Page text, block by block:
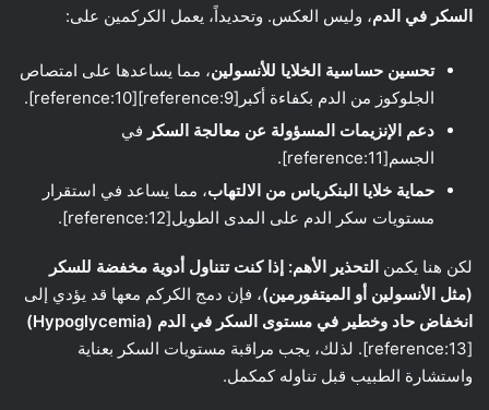
السكر في الدم، وليس العكس. وتحديداً، يعمل الكركمين على:
تحسين حساسية الخلايا للأنسولين، مما يساعدها على امتصاص
الجلوكوز من الدم بكفاءة أكبر[reference:9][reference:10].
دعم الإنزيمات المسؤولة عن معالجة السكر في
الجسم[reference:11].
حماية خلايا البنكرياس من الالتهاب، مما يساعد في استقرار
مستويات سكر الدم على المدى الطويل[reference:12].
لكن هنا يكمن التحذير الأهم: إذا كنت تتناول أدوية مخفضة للسكر
(مثل الأنسولين أو الميتفورمين)، فإن دمج الكركم معها قد يؤدي إلى
انخفاض حاد وخطير في مستوى السكر في الدم (Hypoglycemia)
[reference:13]. لذلك، يجب مراقبة مستويات السكر بعناية
واستشارة الطبيب قبل تناوله كمكمل.